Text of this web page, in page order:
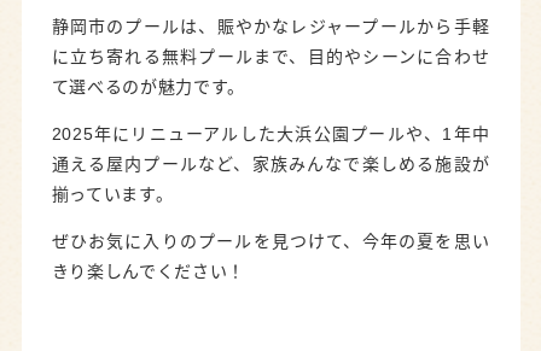
静岡市のプールは、賑やかなレジャープールから手軽
に立ち寄れる無料プールまで、目的やシーンに合わせ
て選べるのが魅力です。
2025年にリニューアルした大浜公園プールや、1年中
通える屋内プールなど、家族みんなで楽しめる施設が
揃っています。
ぜひお気に入りのプールを見つけて、今年の夏を思い
きり楽しんでください！